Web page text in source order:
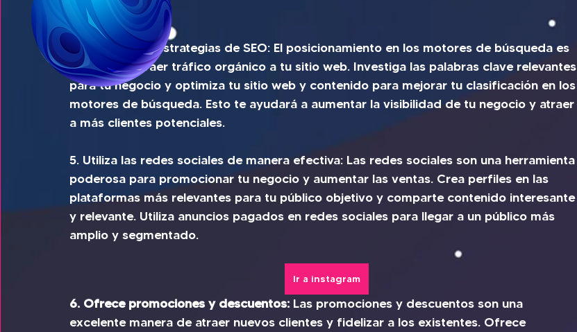
4. Implementa estrategias de SEO: El posicionamiento en los motores de búsqueda es
clave para atraer tráfico orgánico a tu sitio web. Investiga las palabras clave relevantes
para tu negocio y optimiza tu sitio web y contenido para mejorar tu clasificación en los
motores de búsqueda. Esto te ayudará a aumentar la visibilidad de tu negocio y atraer
a más clientes potenciales.
5. Utiliza las redes sociales de manera efectiva: Las redes sociales son una herramienta
poderosa para promocionar tu negocio y aumentar las ventas. Crea perfiles en las
plataformas más relevantes para tu público objetivo y comparte contenido interesante
y relevante. Utiliza anuncios pagados en redes sociales para llegar a un público más
amplio y segmentado.
Ir a instagram
6. Ofrece promociones y descuentos: Las promociones y descuentos son una
excelente manera de atraer nuevos clientes y fidelizar a los existentes. Ofrece